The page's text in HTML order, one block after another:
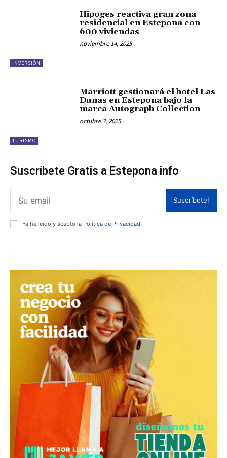
INVERSIÓN
Hipoges reactiva gran zona
residencial en Estepona con
600 viviendas
noviembre 14, 2025
TURISMO
Marriott gestionará el hotel Las
Dunas en Estepona bajo la
marca Autograph Collection
octubre 3, 2025
Suscríbete Gratis a Estepona info
Suscríbete!
Ya he leído y acepto la Política de Privacidad.